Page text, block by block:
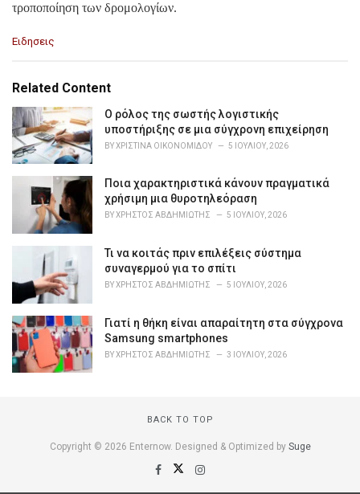
τροποποίηση των δρομολογίων.
C
e
o
r
i
e
Ειδησεις
Related Content
Ο ρόλος της σωστής λογιστικής
υποστήριξης σε μια σύγχρονη επιχείρηση
BYΧΡΙΣΤΊΝΑ ΟΙΚΟΝΟΜΊΔΟΥ 5 ΙΟΥΛΊΟΥ, 2026
Ποια χαρακτηριστικά κάνουν πραγματικά
χρήσιμη μια θυροτηλεόραση
BYΧΡΉΣΤΟΣ ΑΒΔΗΜΙΏΤΗΣ 5 ΙΟΥΛΊΟΥ, 2026
Τι να κοιτάς πριν επιλέξεις σύστημα
συναγερμού για το σπίτι
BYΧΡΉΣΤΟΣ ΑΒΔΗΜΙΏΤΗΣ 5 ΙΟΥΛΊΟΥ, 2026
Γιατί η θήκη είναι απαραίτητη στα σύγχρονα
Samsung smartphones
BYΧΡΉΣΤΟΣ ΑΒΔΗΜΙΏΤΗΣ 3 ΙΟΥΛΊΟΥ, 2026
BACK TO TOP
Copyright © 2026 Enternow. Designed & Optimized by Suge